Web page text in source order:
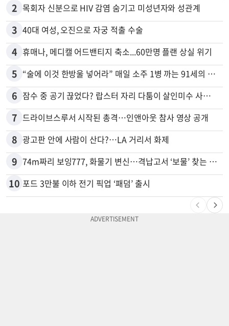
2 목회자 신분으로 HIV 감염 숨기고 미성년자와 성관계
3 40대 여성, 오진으로 자궁 적출 수술
4 휴매나, 메디캘 어드밴티지 축소...60만명 플랜 상실 위기
5 “술에 이것 한방울 넣어라” 매일 소주 1병 까는 91세의 철칙
6 잠수 중 공기 끊었다? 랍스터 자리 다툼이 살인미수 사건으로
7 드라이브스루서 시작된 총격…인앤아웃 참사 영상 공개
8 광고판 안에 사람이 산다?…LA 거리서 화제
9 74m짜리 보잉777, 화물기 변신…격납고서 ‘보물’ 찾는 인천공항
10 포드 3만불 이하 전기 픽업 ‘패덤’ 출시